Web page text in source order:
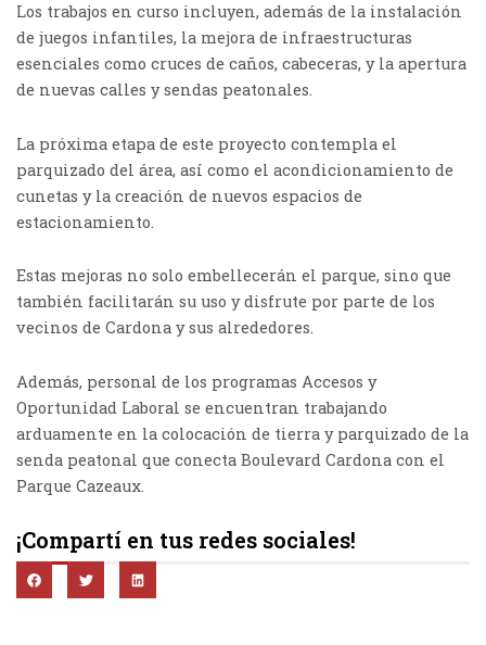
Los trabajos en curso incluyen, además de la instalación
de juegos infantiles, la mejora de infraestructuras
esenciales como cruces de caños, cabeceras, y la apertura
de nuevas calles y sendas peatonales.
La próxima etapa de este proyecto contempla el
parquizado del área, así como el acondicionamiento de
cunetas y la creación de nuevos espacios de
estacionamiento.
Estas mejoras no solo embellecerán el parque, sino que
también facilitarán su uso y disfrute por parte de los
vecinos de Cardona y sus alrededores.
Además, personal de los programas Accesos y
Oportunidad Laboral se encuentran trabajando
arduamente en la colocación de tierra y parquizado de la
senda peatonal que conecta Boulevard Cardona con el
Parque Cazeaux.
¡Compartí en tus redes sociales!